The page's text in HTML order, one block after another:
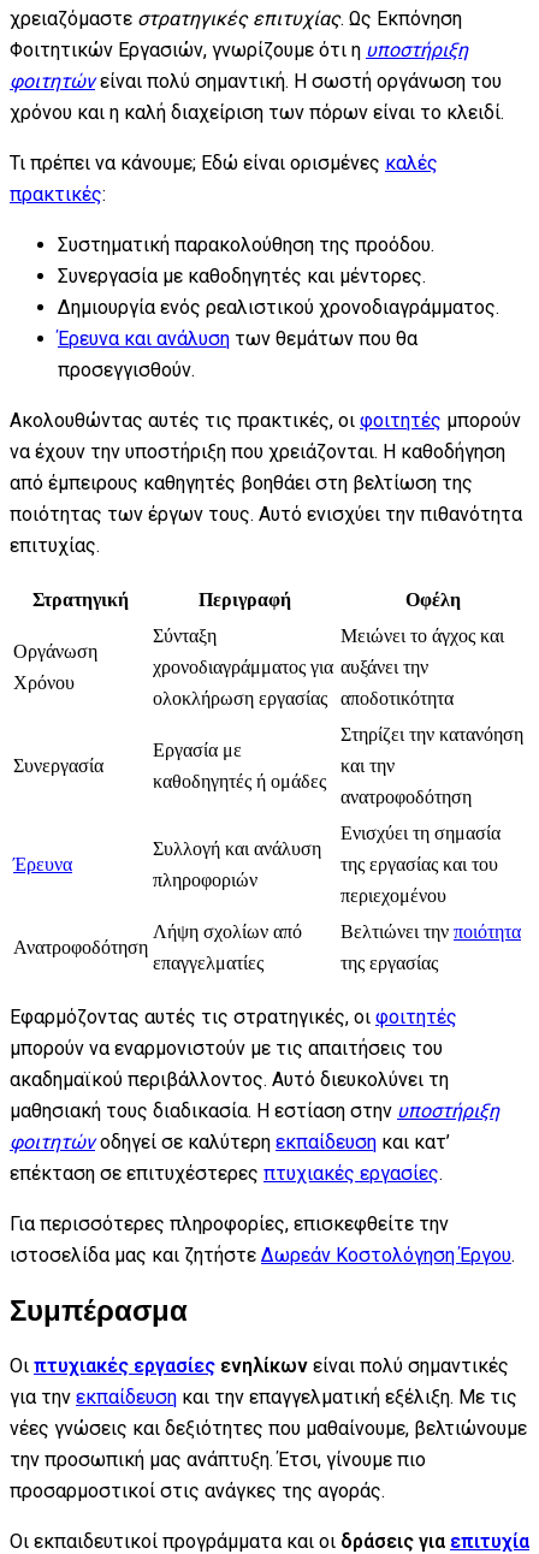
χρειαζόμαστε στρατηγικές επιτυχίας. Ως Εκπόνηση
Φοιτητικών Εργασιών, γνωρίζουμε ότι η υποστήριξη
φοιτητώνείναι πολύ σημαντική. Η σωστή οργάνωση του
χρόνου και η καλή διαχείριση των πόρων είναι το κλειδί.
Τι πρέπει να κάνουμε; Εδώ είναι ορισμένες καλές
πρακτικές:
Συστηματική παρακολούθηση της προόδου.
Συνεργασία με καθοδηγητές και μέντορες.
Δημιουργία ενός ρεαλιστικού χρονοδιαγράμματος.
Έρευνα και ανάλυση των θεμάτων που θα
προσεγγισθούν.
Ακολουθώντας αυτές τις πρακτικές, οι φοιτητές μπορούν
να έχουν την υποστήριξη που χρειάζονται. Η καθοδήγηση
από έμπειρους καθηγητές βοηθάει στη βελτίωση της
ποιότητας των έργων τους. Αυτό ενισχύει την πιθανότητα
επιτυχίας.
Στρατηγική Περιγραφή Οφέλη
Οργάνωση
Χρόνου
Σύνταξη
χρονοδιαγράμματος για
ολοκλήρωση εργασίας
Μειώνει το άγχος και
αυξάνει την
αποδοτικότητα
Συνεργασία
Εργασία με
καθοδηγητές ή ομάδες
Στηρίζει την κατανόηση
και την
ανατροφοδότηση
Έρευνα
Συλλογή και ανάλυση
πληροφοριών
Ενισχύει τη σημασία
της εργασίας και του
περιεχομένου
Ανατροφοδότηση
Λήψη σχολίων από
επαγγελματίες
Βελτιώνει την ποιότητα
της εργασίας
Εφαρμόζοντας αυτές τις στρατηγικές, οι φοιτητές
μπορούν να εναρμονιστούν με τις απαιτήσεις του
ακαδημαϊκού περιβάλλοντος. Αυτό διευκολύνει τη
μαθησιακή τους διαδικασία. Η εστίαση στην υποστήριξη
φοιτητώνοδηγεί σε καλύτερη εκπαίδευση και κατ’
επέκταση σε επιτυχέστερες πτυχιακές εργασίες.
Για περισσότερες πληροφορίες, επισκεφθείτε την
ιστοσελίδα μας και ζητήστε Δωρεάν Κοστολόγηση Έργου.
Συμπέρασμα
Οι πτυχιακές εργασίες ενηλίκων είναι πολύ σημαντικές
για την εκπαίδευση και την επαγγελματική εξέλιξη. Με τις
νέες γνώσεις και δεξιότητες που μαθαίνουμε, βελτιώνουμε
την προσωπική μας ανάπτυξη. Έτσι, γίνουμε πιο
προσαρμοστικοί στις ανάγκες της αγοράς.
Οι εκπαιδευτικοί προγράμματα και οι δράσεις για επιτυχία